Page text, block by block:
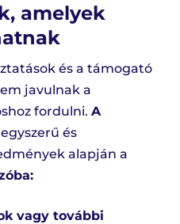
amelyek
és a támogató
javulnak a
fordulni. A
és
alapján a
vagy további